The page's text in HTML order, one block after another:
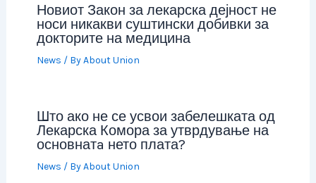
Новиот Закон за лекарска дејност не
носи никакви суштински добивки за
докторите на медицина
News / ByAbout Union
Што ако не се усвои забелешката од
Лекарска Комора за утврдување на
основнатa нето плата?
News / ByAbout Union